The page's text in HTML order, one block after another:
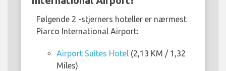
Følgende 2 -stjerners hoteller er nærmest
Piarco International Airport:
Airport Suites Hotel (2,13 KM / 1,32
Miles)